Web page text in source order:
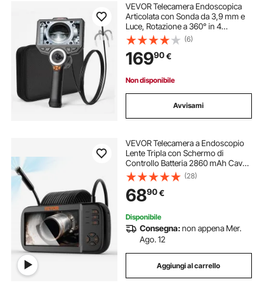
VEVOR Telecamera Endoscopica
Articolata con Sonda da 3,9 mm e
Luce, Rotazione a 360° in 4
Direzioni, Schermo IPS HD da 6'',
Zoom 8x, Batteria da 7000 mAh,
Cavo Impermeabile IP67, per Auto e
Idraulica
(6)
16990€
Non disponibile
Avvisami
VEVOR Telecamera a Endoscopio
Lente Tripla con Schermo di
Controllo Batteria 2860 mAh Cavo
5m, Telecamera di Ispezione a
Endoscopio Obiettivo Rotante Lente
Sostituibile Risoluzione 1920x1080
Portatile
(28)
6890€
Disponibile
Consegna:non appena Mer.
Ago. 12
Aggiungi al carrello